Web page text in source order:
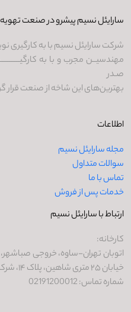
سارایئل نسیم پیشرو در صنعت
شرکت سارایئل نسیم با به کارگیری
مهندسیــن مجرب و با به
صـدر
بهترین‌های این شاخه از صنعت قرار
اطلاعات
مجله سارایئل نسیم
سوالات متداول
تماس با ما
خدمات پس از فروش
ارتباط با سارایئل نسیم
کارخانه:
اتوبان تهران-ساوه، خروجی
خیابان ۲۵ متری شاهین، پلاک ۱۴، شرکت سارایئل نسیم
شماره تماس: 02191200012